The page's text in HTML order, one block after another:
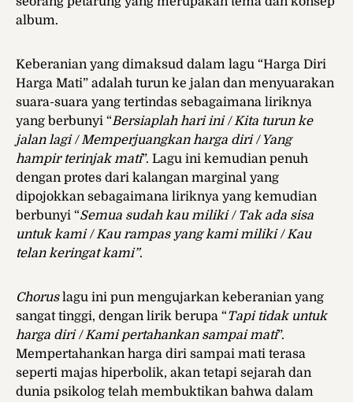
album.
Keberanian yang dimaksud dalam lagu “Harga Diri
Harga Mati” adalah turun ke jalan dan menyuarakan
suara-suara yang tertindas sebagaimana liriknya
yang berbunyi “Bersiaplah hari ini / Kita turun ke
jalan lagi / Memperjuangkan harga diri / Yang
hampir terinjak mati”. Lagu ini kemudian penuh
dengan protes dari kalangan marginal yang
dipojokkan sebagaimana liriknya yang kemudian
berbunyi “Semua sudah kau miliki / Tak ada sisa
untuk kami / Kau rampas yang kami miliki / Kau
telan keringat kami”.
Choruslagu ini pun mengujarkan keberanian yang
sangat tinggi, dengan lirik berupa “Tapi tidak untuk
harga diri / Kami pertahankan sampai mati”.
Mempertahankan harga diri sampai mati terasa
seperti majas hiperbolik, akan tetapi sejarah dan
dunia psikolog telah membuktikan bahwa dalam